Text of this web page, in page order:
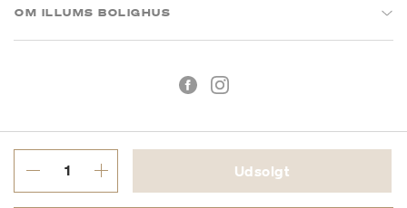
Udsolgt
OM ILLUMS BOLIGHUS